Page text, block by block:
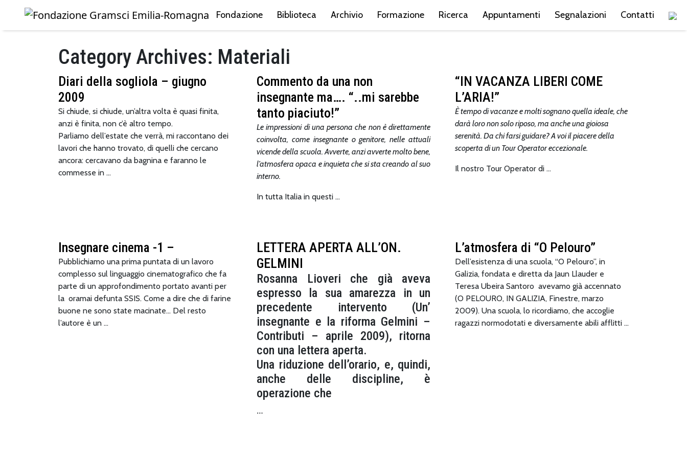
Skip to main content
Fondazione Biblioteca Archivio Formazione Ricerca Appuntamenti Segnalazioni Contatti
Category Archives: Materiali
Diari della sogliola – giugno
2009
Si chiude, si chiude, un’altra volta è quasi finita,
anzi è finita, non c’è altro tempo.
Parliamo dell’estate che verrà, mi raccontano dei
lavori che hanno trovato, di quelli che cercano
ancora: cercavano da bagnina e faranno le
commesse in …
Commento da una non
insegnante ma…. “..mi sarebbe
tanto piaciuto!”
Le impressioni di una persona che non è direttamente
coinvolta, come insegnante o genitore, nelle attuali
vicende della scuola. Avverte, anzi avverte molto bene,
l’atmosfera opaca e inquieta che si sta creando al suo
interno.
In tutta Italia in questi …
“IN VACANZA LIBERI COME
L’ARIA!”
È tempo di vacanze e molti sognano quella ideale, che
darà loro non solo riposo, ma anche una gioiosa
serenità. Da chi farsi guidare? A voi il piacere della
scoperta di un Tour Operator eccezionale.
Il nostro Tour Operator di …
Insegnare cinema -1 –
Pubblichiamo una prima puntata di un lavoro
complesso sul linguaggio cinematografico che fa
parte di un approfondimento portato avanti per
la oramai defunta SSIS. Come a dire che di farine
buone ne sono state macinate… Del resto
l’autore è un …
LETTERA APERTA ALL’ON.
GELMINI
Rosanna Lioveri che già aveva
espresso la sua amarezza in un
precedente intervento (Un’
insegnante e la riforma Gelmini –
Contributi – aprile 2009), ritorna
con una lettera aperta.
Una riduzione dell’orario, e, quindi,
anche delle discipline, è
operazione che
…
L’atmosfera di “O Pelouro”
Dell’esistenza di una scuola, “O Pelouro”, in
Galizia, fondata e diretta da Jaun Llauder e
Teresa Ubeira Santoro avevamo già accennato
(O PELOURO, IN GALIZIA, Finestre, marzo
2009). Una scuola, lo ricordiamo, che accoglie
ragazzi normodotati e diversamente abili afflitti …